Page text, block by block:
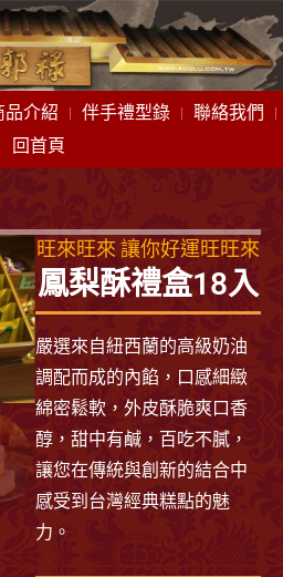
品介紹 伴手禮型錄
聯絡我們
回首頁
旺來旺來 讓你好運旺旺來
鳳梨酥禮盒18入
嚴選來自紐西蘭的高級奶油
調配而成的內餡，口感細緻
綿密鬆軟，外皮酥脆爽口香
醇，甜中有鹹，百吃不膩，
讓您在傳統與創新的結合中
感受到台灣經典糕點的魅
力。